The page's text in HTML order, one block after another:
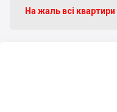
На жаль всі